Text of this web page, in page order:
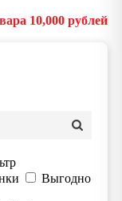
10,000 рублей
Выгодно